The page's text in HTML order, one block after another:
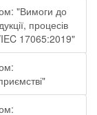
"Вимоги до
процесів
17065:2019"